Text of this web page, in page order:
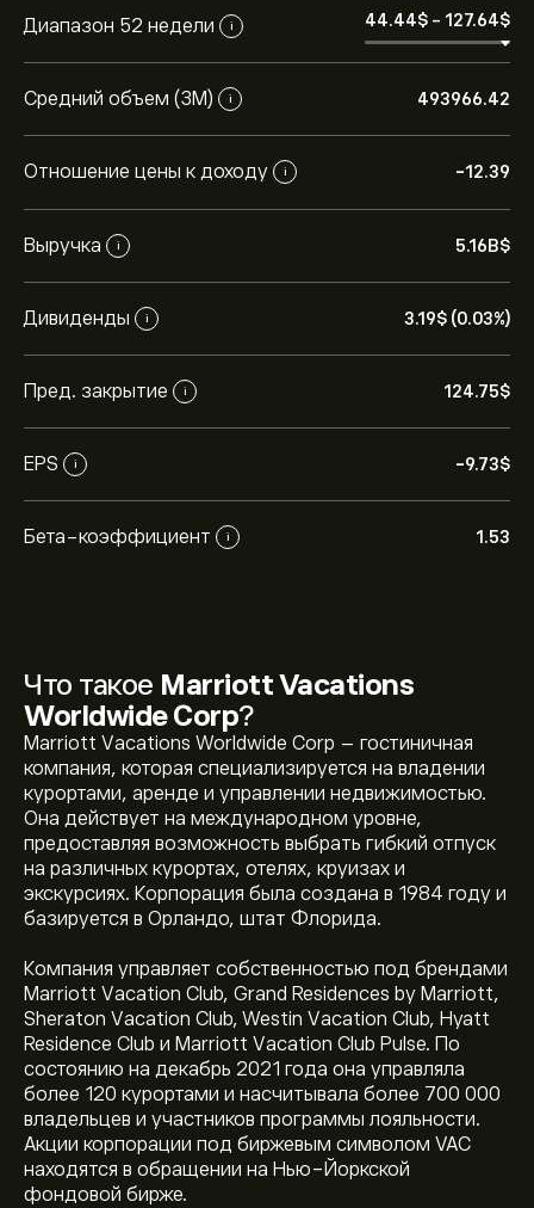
Диапазон 52 недели i 44.44‎$‎ - 127.64‎$‎
Средний объем (3М) i 493966.42
Отношение цены к доходу i -12.39
Выручка i 5.16B‎$‎
Дивиденды i 3.19‎$‎ (0.03%)
Пред. закрытие i 124.75‎$‎
EPS i -9.73‎$‎
Бета-коэффициент i 1.53
Что такое Marriott Vacations
Worldwide Corp?
Marriott Vacations Worldwide Corp – гостиничная
компания, которая специализируется на владении
курортами, аренде и управлении недвижимостью.
Она действует на международном уровне,
предоставляя возможность выбрать гибкий отпуск
на различных курортах, отелях, круизах и
экскурсиях. Корпорация была создана в 1984 году и
базируется в Орландо, штат Флорида.
Компания управляет собственностью под брендами
Marriott Vacation Club, Grand Residences by Marriott,
Sheraton Vacation Club, Westin Vacation Club, Hyatt
Residence Club и Marriott Vacation Club Pulse. По
состоянию на декабрь 2021 года она управляла
более 120 курортами и насчитывала более 700 000
владельцев и участников программы лояльности.
Акции корпорации под биржевым символом VAC
находятся в обращении на Нью-Йоркской
фондовой бирже.